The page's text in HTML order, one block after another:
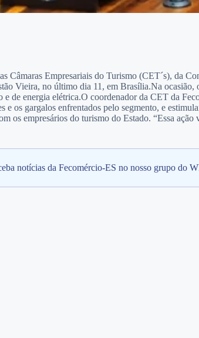
Câmaras Empresariais do Turismo (CET´s), da
no último dia 11, em Brasília.Na ocasião,
de energia elétrica.O coordenador da CET da
os gargalos enfrentados pelo segmento, e
os empresários do turismo do Estado. “Essa
notícias da Fecomércio-ES no nosso grupo do